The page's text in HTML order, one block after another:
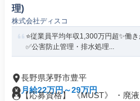
理)
株式会社ディスコ
⭐従業員平均年収1,300万円超✨働
✅公害防止管理・排水処理...
長野県茅野市豊平
月給22万円～29万円
【応募資格】 《MUST》 ・廃